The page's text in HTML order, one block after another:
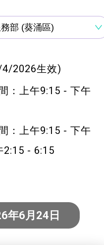
2026生效)
：上午9:15 - 下午
：上午9:15 - 下午
2:15 - 6:15
年6月24日